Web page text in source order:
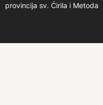
provincija sv. Ćirila i Metoda